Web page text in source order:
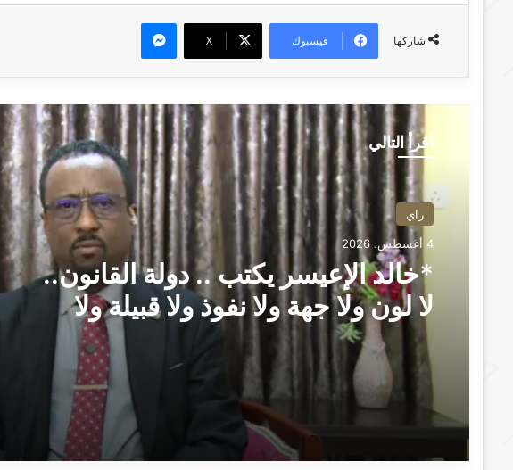
شاركها فيسبوك ‫X
ماسنجر
أقرأ التالي
راي
4 أغسطس، 2026
*خالد الإعيسر يكتب .. دولة القانون..
لا لون ولا جهة ولا نفوذ ولا قبيلة ولا
سلطة تُستغل* ــ بعانخي برس